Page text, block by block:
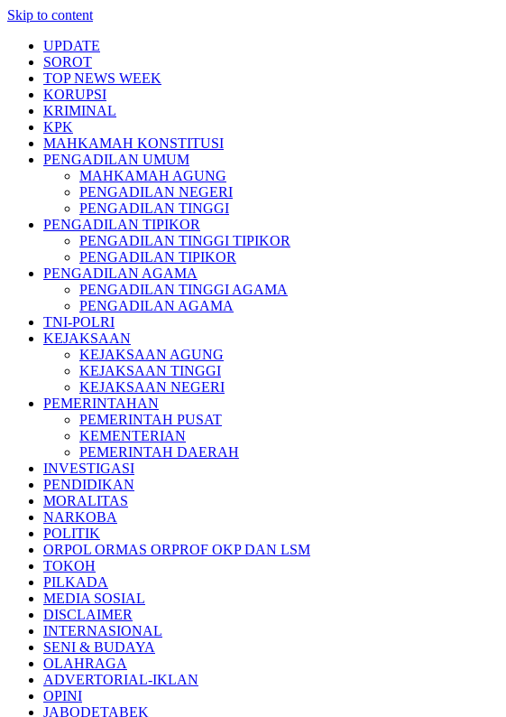
Skip to content
UPDATE
SOROT
TOP NEWS WEEK
KORUPSI
KRIMINAL
KPK
MAHKAMAH KONSTITUSI
PENGADILAN UMUM
MAHKAMAH AGUNG
PENGADILAN NEGERI
PENGADILAN TINGGI
PENGADILAN TIPIKOR
PENGADILAN TINGGI TIPIKOR
PENGADILAN TIPIKOR
PENGADILAN AGAMA
PENGADILAN TINGGI AGAMA
PENGADILAN AGAMA
TNI-POLRI
KEJAKSAAN
KEJAKSAAN AGUNG
KEJAKSAAN TINGGI
KEJAKSAAN NEGERI
PEMERINTAHAN
PEMERINTAH PUSAT
KEMENTERIAN
PEMERINTAH DAERAH
INVESTIGASI
PENDIDIKAN
MORALITAS
NARKOBA
POLITIK
ORPOL ORMAS ORPROF OKP DAN LSM
TOKOH
PILKADA
MEDIA SOSIAL
DISCLAIMER
INTERNASIONAL
SENI & BUDAYA
OLAHRAGA
ADVERTORIAL-IKLAN
OPINI
JABODETABEK